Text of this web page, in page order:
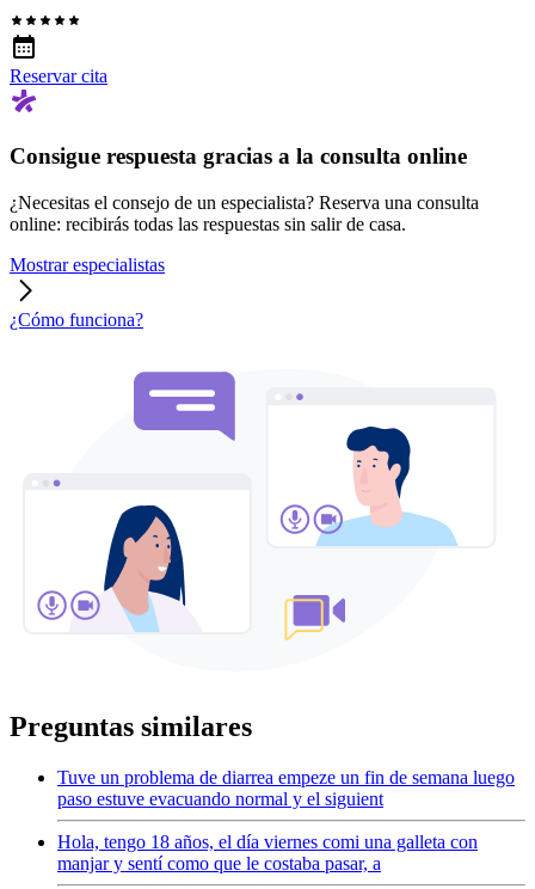
Reservar cita
Consigue respuesta gracias a la consulta online
¿Necesitas el consejo de un especialista? Reserva una consulta
online: recibirás todas las respuestas sin salir de casa.
Mostrar especialistas
¿Cómo funciona?
Preguntas similares
Tuve un problema de diarrea empeze un fin de semana luego
paso estuve evacuando normal y el siguient
Hola, tengo 18 años, el día viernes comi una galleta con
manjar y sentí como que le costaba pasar, a